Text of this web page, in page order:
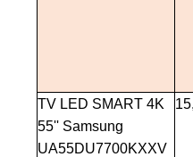
TV LED SMART 4K
55'' Samsung
UA55DU7700KXXV